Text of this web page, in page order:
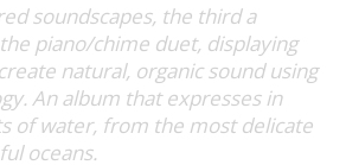
soundscapes, the third a
piano/chime duet, displaying
natural, organic sound using
An album that expresses in
of water, from the most delicate
oceans.